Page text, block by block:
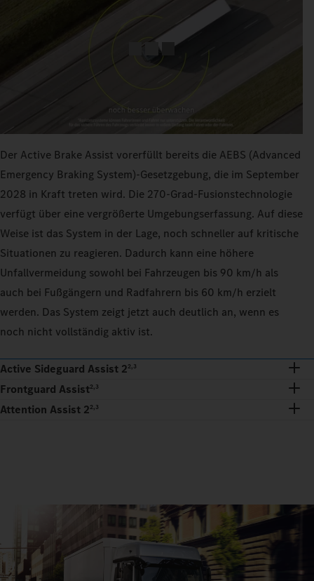
Der Active Brake Assist vorerfüllt bereits die AEBS (Advanced
Emergency Braking System)-Gesetzgebung, die im September
2028 in Kraft treten wird. Die 270‑Grad-Fusionstechnologie
verfügt über eine vergrößerte Umgebungserfassung. Auf diese
Weise ist das System in der Lage, noch schneller auf kritische
Situationen zu reagieren. Dadurch kann eine höhere
Unfallvermeidung sowohl bei Fahrzeugen bis 90 km/h als
auch bei Fußgängern und Radfahrern bis 60 km/h erzielt
werden. Das System zeigt jetzt auch deutlich an, wenn es
noch nicht vollständig aktiv ist.
Active Sideguard Assist 22,3
Frontguard Assist2,3
Attention Assist 22,3